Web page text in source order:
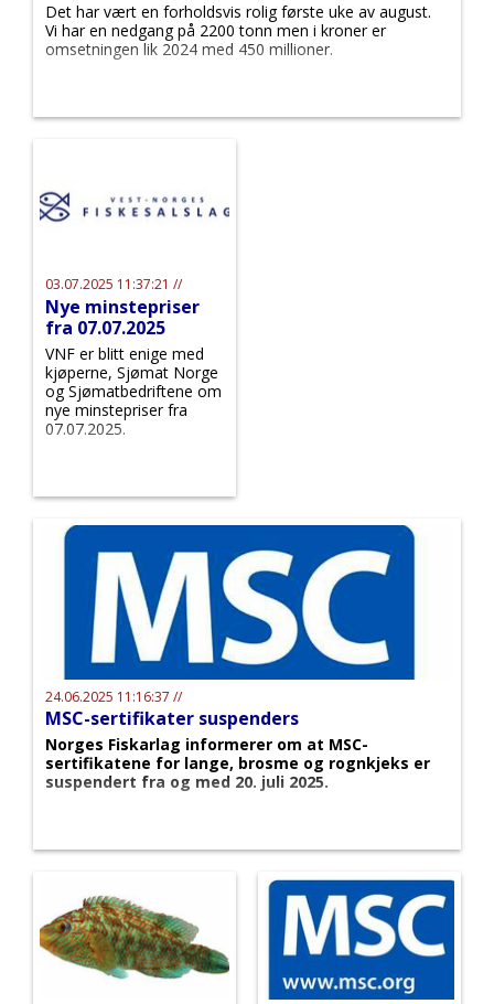
Det har vært en forholdsvis rolig første uke av august.
Vi har en nedgang på 2200 tonn men i kroner er
omsetningen lik 2024 med 450 millioner.
03.07.2025 11:37:21 //
Nye minstepriser
fra 07.07.2025
VNF er blitt enige med
kjøperne, Sjømat Norge
og Sjømatbedriftene om
nye minstepriser fra
07.07.2025.
24.06.2025 11:16:37 //
MSC-sertifikater suspenders
Norges Fiskarlag informerer om at MSC-
sertifikatene for lange, brosme og rognkjeks er
suspendert fra og med 20. juli 2025.